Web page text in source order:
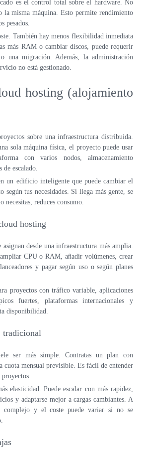
es el control total sobre el hardware. No
la misma máquina. Esto permite rendimiento
pesados.
También hay menos flexibilidad inmediata
más RAM o cambiar discos, puede requerir
una migración. Además, la administración
no está gestionado.
hosting (alojamiento
sobre una infraestructura distribuida.
sola máquina física, el proyecto puede usar
con varios nodos, almacenamiento
de escalado.
un edificio inteligente que puede cambiar el
según tus necesidades. Si llega más gente, se
necesitas, reduces consumo.
hosting
desde una infraestructura más amplia.
CPU o RAM, añadir volúmenes, crear
y pagar según uso o según planes
proyectos con tráfico variable, aplicaciones
fuertes, plataformas internacionales y
disponibilidad.
tradicional
ser más simple. Contratas un plan con
cuota mensual previsible. Es fácil de entender
elasticidad. Puede escalar con más rapidez,
y adaptarse mejor a cargas cambiantes. A
complejo y el coste puede variar si no se